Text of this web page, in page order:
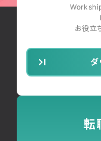
お役立
ダ
転